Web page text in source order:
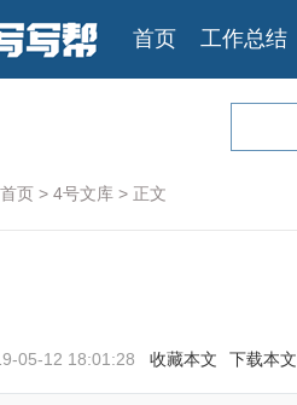
首页 工作总结
首页 > 4号文库 > 正文
05-12 18:01:28 收藏本文 下载本文